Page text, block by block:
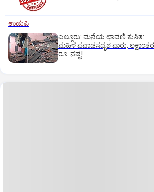
ಉಡುಪಿ
ಎಲ್ಲೂರು: ಮನೆಯ ಛಾವಣಿ ಕುಸಿತ:
ಮಹಿಳೆ ಪವಾಡಸದೃಶ ಪಾರು, ಲಕ್ಷಾಂತರ
ರೂ. ನಷ್ಟ!